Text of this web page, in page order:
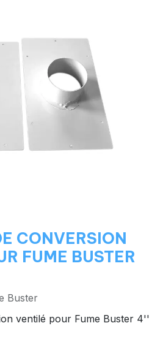
CONVERSION
FUME BUSTER
Buster
ventilé pour Fume Buster 4''